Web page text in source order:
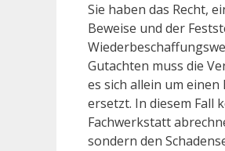
Sie haben das Recht,
Beweise und der
Gutachten muss die
es sich allein um
ersetzt. In diesem Fall
Fachwerkstatt
sondern den